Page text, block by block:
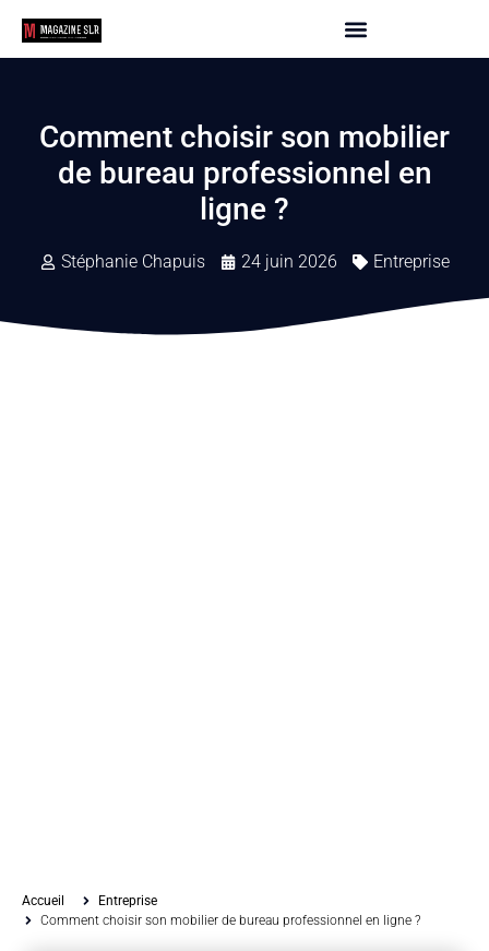
Comment choisir son mobilier
de bureau professionnel en
ligne ?
Stéphanie Chapuis 24 juin 2026 Entreprise
Accueil
Entreprise
Comment choisir son mobilier de bureau professionnel en ligne ?